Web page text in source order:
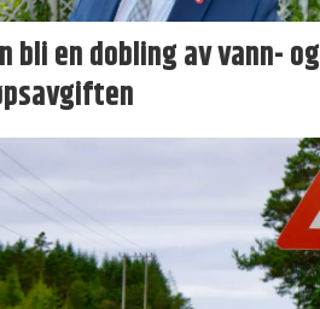
bli en dobling av vann- og